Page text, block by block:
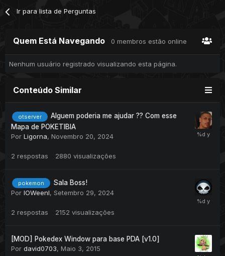
Ir para lista de Perguntas
Quem Está Navegando 0 membros estão online
Nenhum usuário registrado visualizando esta página.
Conteúdo Similar
otserver
Alguem poderia me ajudar ?? Com esse
Mapa de POKETIBIA
Por Ligorna, Novembro 20, 2024
2 respostas 2880 visualizações
pokemon
Sala Boss!
Por IOWeenI, Setembro 29, 2024
2 respostas 2152 visualizações
[MOD] Pokedex Window para base PDA [v1.0]
Por david0703, Maio 3, 2015